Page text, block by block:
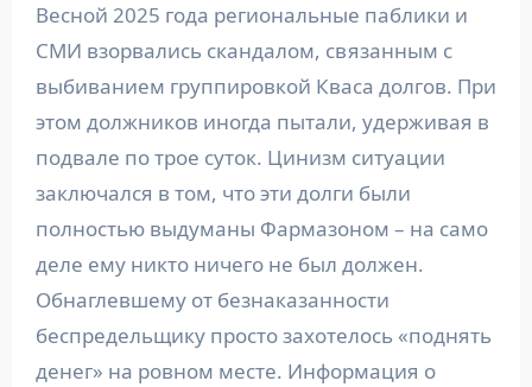
Весной 2025 года региональные паблики и
СМИ взорвались скандалом, связанным с
выбиванием группировкой Кваса долгов. При
этом должников иногда пытали, удерживая в
подвале по трое суток. Цинизм ситуации
заключался в том, что эти долги были
полностью выдуманы Фармазоном – на само
деле ему никто ничего не был должен.
Обнаглевшему от безнаказанности
беспредельщику просто захотелось «поднять
денег» на ровном месте. Информация о